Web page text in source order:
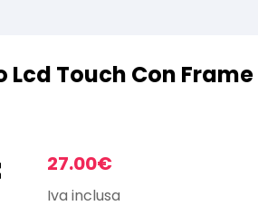
Touch Con
27.00€
Iva inclusa